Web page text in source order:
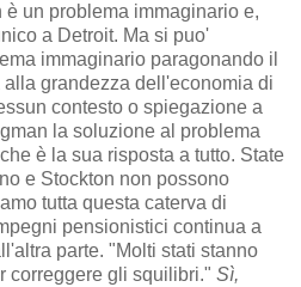
un problema immaginario e,
a Detroit. Ma si puo'
immaginario paragonando il
grandezza dell'economia di
contesto o spiegazione a
la soluzione al problema
è la sua risposta a tutto. State
e Stockton non possono
tutta questa caterva di
pensionistici continua a
parte. "Molti stati stanno
correggere gli squilibri." Sì,